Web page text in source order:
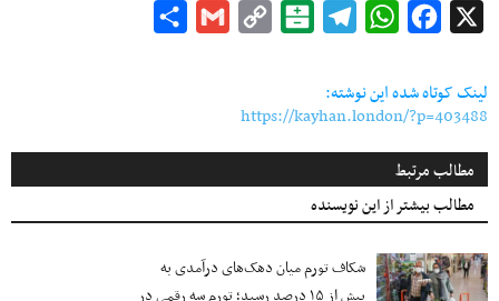
Facebook
WhatsApp
Telegram
Balatarin
Copy
Gmail
لینک کوتاه شده این نوشته:
https://kayhan.london/?p=403488
مطالب مرتبط
مطالب بیشتر از این نویسنده
شکاف تورم میان دهک‌های درآمدی به